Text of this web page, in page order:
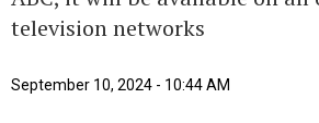
television networks
September 10, 2024 - 10:44 AM